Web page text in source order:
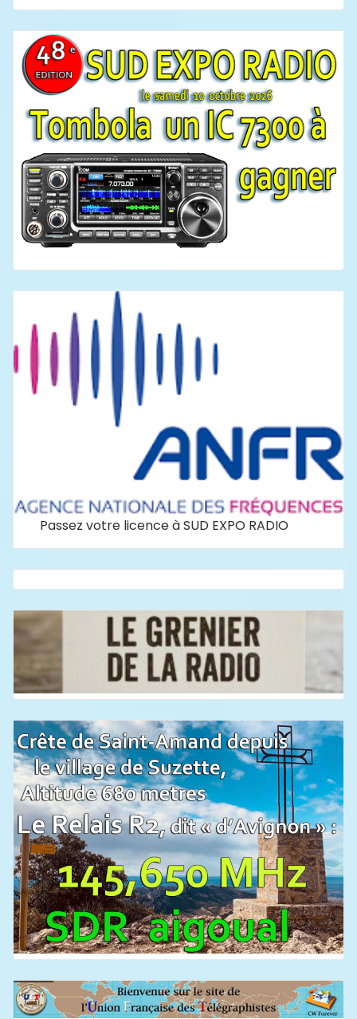
Passez votre licence à SUD EXPO RADIO